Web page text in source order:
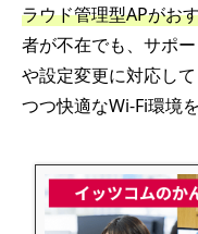
ラウド管理型APがお
者が不在でも、サポ
や設定変更に対応し
つつ快適なWi-Fi環境